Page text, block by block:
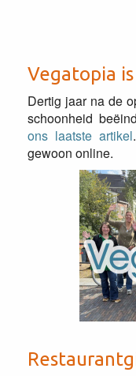
Vegatopia
Dertig jaar na de
schoonheid
ons laatste artikel
gewoon online.